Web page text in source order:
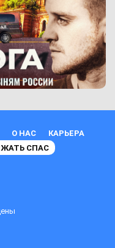
О НАС
КАРЬЕРА
СПАС